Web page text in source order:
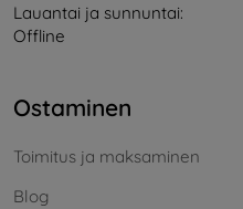
Lauantai ja sunnuntai:
Offline
Ostaminen
Toimitus ja maksaminen
Blog